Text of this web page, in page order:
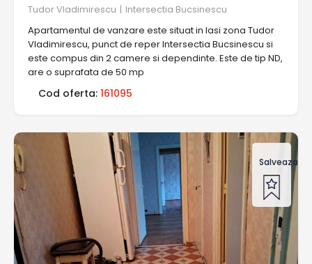
Tudor Vladimirescu | Intersectia Bucsinescu
Apartamentul de vanzare este situat in Iasi zona Tudor
Vladimirescu, punct de reper Intersectia Bucsinescu si
este compus din 2 camere si dependinte. Este de tip ND,
are o suprafata de 50 mp
Cod oferta: 161095
Salveaza